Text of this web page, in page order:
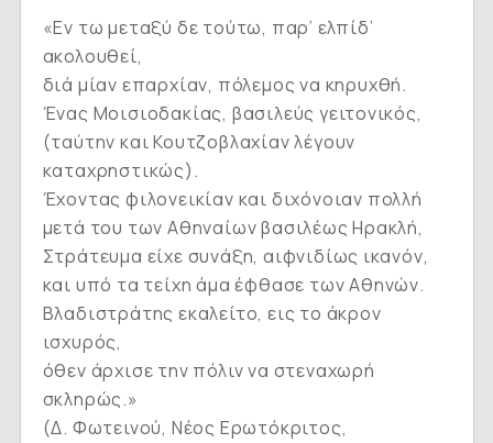
«Εν τω μεταξύ δε τούτω, παρ’ ελπίδ’
ακολουθεί,
διά μίαν επαρχίαν, πόλεμος να κηρυχθή.
Ένας Μοισιοδακίας, βασιλεύς γειτονικός,
(ταύτην και Κουτζοβλαχίαν λέγουν
καταχρηστικώς).
Έχοντας φιλονεικίαν και διχόνοιαν πολλή
μετά του των Αθηναίων βασιλέως Ηρακλή,
Στράτευμα είχε συνάξη, αιφνιδίως ικανόν,
και υπό τα τείχη άμα έφθασε των Αθηνών.
Βλαδιστράτης εκαλείτο, εις το άκρον
ισχυρός,
όθεν άρχισε την πόλιν να στεναχωρή
σκληρώς.»
(Δ. Φωτεινού, Νέος Ερωτόκριτος,